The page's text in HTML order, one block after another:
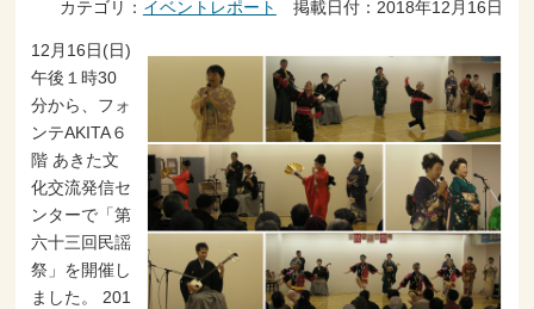
カテゴリ： イベントレポート 掲載日付：2018年12月16日
12月16日(日)
午後１時30
分から、フォ
ンテAKITA６
階 あきた文
化交流発信セ
ンターで「第
六十三回民謡
祭」を開催し
ました。 201